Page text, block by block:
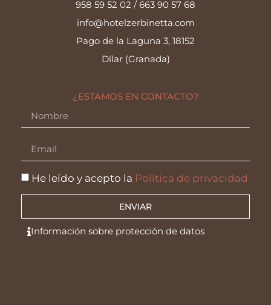
958 59 52 02 /663 90 57 68
info@hotelzerbinetta.com
Pago de la Laguna 3, 18152
Dílar (Granada)
¿ESTAMOS EN CONTACTO?
He leído y acepto la Política de privacidad
ENVIAR
Información sobre protección de datos